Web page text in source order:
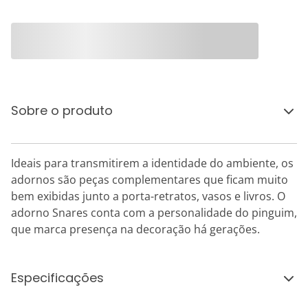
Sobre o produto
Ideais para transmitirem a identidade do ambiente, os
adornos são peças complementares que ficam muito
bem exibidas junto a porta-retratos, vasos e livros. O
adorno Snares conta com a personalidade do pinguim,
que marca presença na decoração há gerações.
Especificações